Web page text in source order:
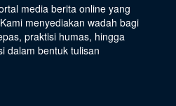
media berita online yang
menyediakan wadah bagi
praktisi humas, hingga
dalam bentuk tulisan